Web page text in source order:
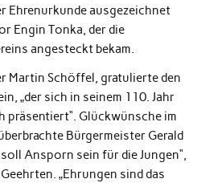
Ehrenurkunde ausgezeichnet
Engin Tonka, der die
angesteckt bekam.
Martin Schöffel, gratulierte den
„der sich in seinem 110. Jahr
präsentiert“. Glückwünsche im
Bürgermeister Gerald
Ansporn sein für die Jungen“,
„Ehrungen sind das